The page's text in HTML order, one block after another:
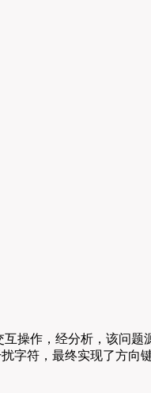
操作，经分析，该问题
字符，最终实现了方向